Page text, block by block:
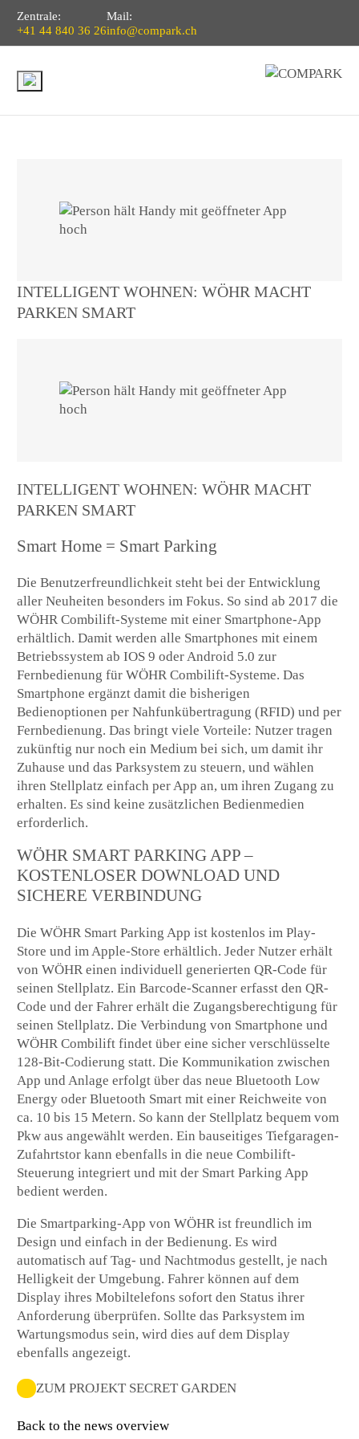
Zentrale:
+41 44 840 36 26
Mail:
info@compark.ch
INTELLIGENT WOHNEN: WÖHR MACHT
PARKEN SMART
INTELLIGENT WOHNEN: WÖHR MACHT
PARKEN SMART
Smart Home = Smart Parking
Die Benutzerfreundlichkeit steht bei der Entwicklung
aller Neuheiten besonders im Fokus. So sind ab 2017 die
WÖHR Combilift-Systeme mit einer Smartphone-App
erhältlich. Damit werden alle Smartphones mit einem
Betriebssystem ab IOS 9 oder Android 5.0 zur
Fernbedienung für WÖHR Combilift-Systeme. Das
Smartphone ergänzt damit die bisherigen
Bedienoptionen per Nahfunkübertragung (RFID) und per
Fernbedienung. Das bringt viele Vorteile: Nutzer tragen
zukünftig nur noch ein Medium bei sich, um damit ihr
Zuhause und das Parksystem zu steuern, und wählen
ihren Stellplatz einfach per App an, um ihren Zugang zu
erhalten. Es sind keine zusätzlichen Bedienmedien
erforderlich.
WÖHR SMART PARKING APP –
KOSTENLOSER DOWNLOAD UND
SICHERE VERBINDUNG
Die WÖHR Smart Parking App ist kostenlos im Play-
Store und im Apple-Store erhältlich. Jeder Nutzer erhält
von WÖHR einen individuell generierten QR-Code für
seinen Stellplatz. Ein Barcode-Scanner erfasst den QR-
Code und der Fahrer erhält die Zugangsberechtigung für
seinen Stellplatz. Die Verbindung von Smartphone und
WÖHR Combilift findet über eine sicher verschlüsselte
128-Bit-Codierung statt. Die Kommunikation zwischen
App und Anlage erfolgt über das neue Bluetooth Low
Energy oder Bluetooth Smart mit einer Reichweite von
ca. 10 bis 15 Metern. So kann der Stellplatz bequem vom
Pkw aus angewählt werden. Ein bauseitiges Tiefgaragen-
Zufahrtstor kann ebenfalls in die neue Combilift-
Steuerung integriert und mit der Smart Parking App
bedient werden.
Die Smartparking-App von WÖHR ist freundlich im
Design und einfach in der Bedienung. Es wird
automatisch auf Tag- und Nachtmodus gestellt, je nach
Helligkeit der Umgebung. Fahrer können auf dem
Display ihres Mobiltelefons sofort den Status ihrer
Anforderung überprüfen. Sollte das Parksystem im
Wartungsmodus sein, wird dies auf dem Display
ebenfalls angezeigt.
ZUM PROJEKT SECRET GARDEN
Back to the news overview